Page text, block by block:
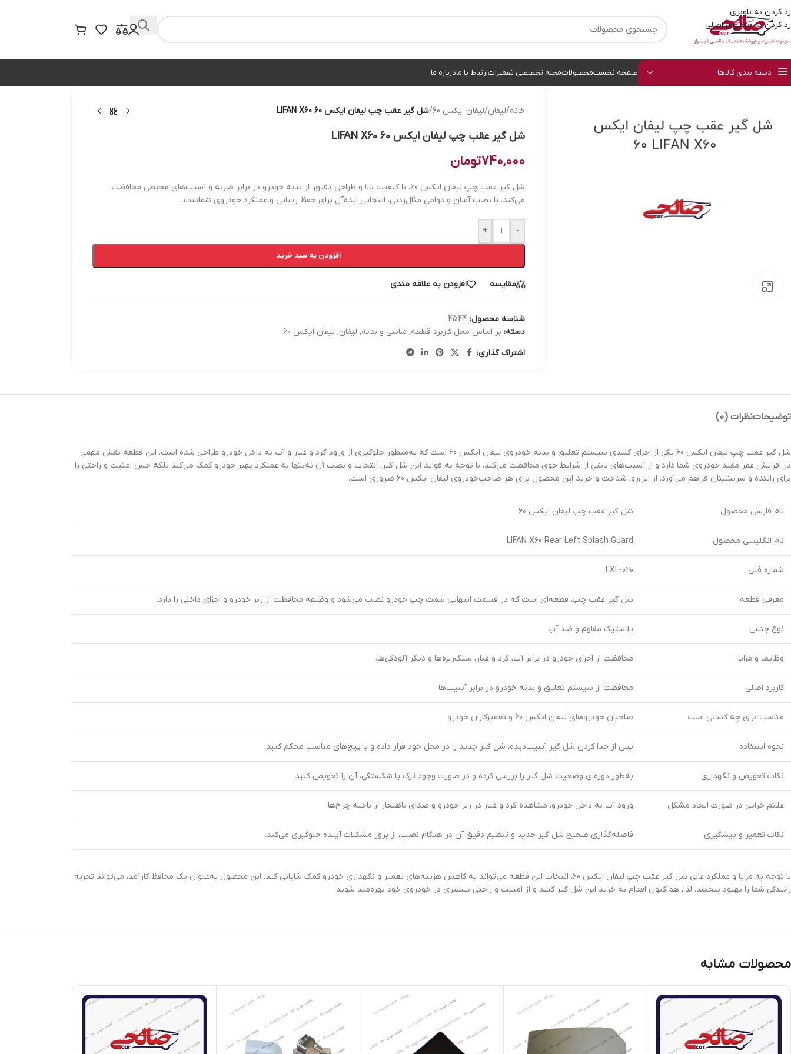
رد کردن به ناوبری
رد کردن به محتوای اصلی
دسته بندی کالاها صفحه نخستمحصولاتمجله تخصصی تعمیراتارتباط با مادرباره ما
خانه/لیفان/لیفان ایکس 60 /شل گیر عقب چپ لیفان ایکس 60 LIFAN X60
شل گیر عقب چپ لیفان ایکس 60 LIFAN X60
740,000تومان
شل گیر عقب چپ لیفان ایکس 60، با کیفیت بالا و طراحی دقیق، از بدنه خودرو در برابر ضربه و آسیب‌های محیطی محافظت
می‌کند. با نصب آسان و دوامی مثال‌زدنی، انتخابی ایده‌آل برای حفظ زیبایی و عملکرد خودروی شماست.
-
+
افزودن به سبد خرید
مقایسه افزودن به علاقه مندی
شناسه محصول:4544
دسته: بر اساس محل کاربرد قطعه, شاسی و بدنه, لیفان, لیفان ایکس 60
اشتراک گذاری:
توضیحاتنظرات (0)
شل گیر عقب چپ لیفان ایکس 60 یکی از اجزای کلیدی سیستم تعلیق و بدنه خودروی لیفان ایکس 60 است که به‌منظور جلوگیری از ورود گرد و غبار و آب به داخل خودرو طراحی شده است. این قطعه نقش مهمی
در افزایش عمر مفید خودروی شما دارد و از آسیب‌های ناشی از شرایط جوی محافظت می‌کند. با توجه به فواید این شل گیر، انتخاب و نصب آن نه‌تنها به عملکرد بهتر خودرو کمک می‌کند بلکه حس امنیت و راحتی را
برای راننده و سرنشینان فراهم می‌آورد. از این‌رو، شناخت و خرید این محصول برای هر صاحب‌خودروی لیفان ایکس 60 ضروری است.
نام فارسی محصول شل گیر عقب چپ لیفان ایکس 60
نام انگلیسی محصول LIFAN X60 Rear Left Splash Guard
شماره فنی LXF-020
معرفی قطعه شل گیر عقب چپ، قطعه‌ای است که در قسمت انتهایی سمت چپ خودرو نصب می‌شود و وظیفه محافظت از زیر خودرو و اجزای داخلی را دارد.
نوع جنس پلاستیک مقاوم و ضد آب
وظایف و مزایا محافظت از اجزای خودرو در برابر آب، گرد و غبار، سنگ‌ریزه‌ها و دیگر آلودگی‌ها.
کاربرد اصلی محافظت از سیستم تعلیق و بدنه خودرو در برابر آسیب‌ها
مناسب برای چه کسانی است صاحبان خودروهای لیفان ایکس 60 و تعمیرکاران خودرو
نحوه استفاده پس از جدا کردن شل گیر آسیب‌دیده، شل گیر جدید را در محل خود قرار داده و با پیچ‌های مناسب محکم کنید.
نکات تعویض و نگهداری به‌طور دوره‌ای وضعیت شل گیر را بررسی کرده و در صورت وجود ترک یا شکستگی، آن را تعویض کنید.
علائم خرابی در صورت ایجاد مشکل ورود آب به داخل خودرو، مشاهده گرد و غبار در زیر خودرو و صدای ناهنجار از ناحیه چرخ‌ها.
نکات تعمیر و پیشگیری فاصله‌گذاری صحیح شل گیر جدید و تنظیم دقیق آن در هنگام نصب، از بروز مشکلات آینده جلوگیری می‌کند.
با توجه به مزایا و عملکرد عالی شل گیر عقب چپ لیفان ایکس 60، انتخاب این قطعه می‌تواند به کاهش هزینه‌های تعمیر و نگهداری خودرو کمک شایانی کند. این محصول به‌عنوان یک محافظ کارآمد، می‌تواند تجربه
رانندگی شما را بهبود ببخشد. لذا، هم‌اکنون اقدام به خرید این شل گیر کنید و از امنیت و راحتی بیشتری در خودروی خود بهره‌مند شوید.
محصولات مشابه